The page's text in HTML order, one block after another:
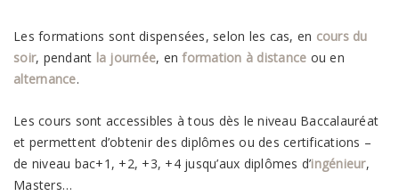
Les formations sont dispensées, selon les cas, en cours du
soir, pendant la journée, enformation à distance ou en
alternance.
Les cours sont accessibles à tous dès le niveau Baccalauréat
et permettent d’obtenir des diplômes ou des certifications –
de niveau bac+1, +2, +3, +4 jusqu’aux diplômes d’ingénieur,
Masters…